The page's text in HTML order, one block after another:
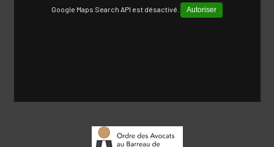
Google Maps Search API est désactivé. Autoriser